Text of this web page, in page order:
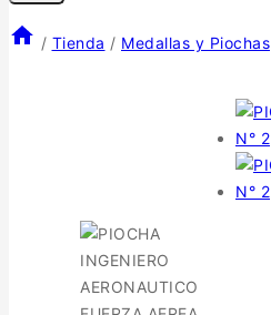
/ Tienda / Medallas y Piochas